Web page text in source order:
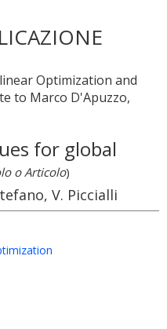
Optimization and
to Marco D'Apuzzo,
for global
o Articolo)
V. Piccialli